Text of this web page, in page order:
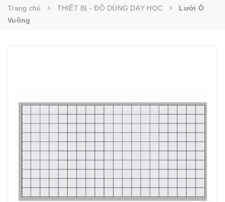
Trang chủ THIẾT BỊ - ĐỒ DÙNG DẠY HỌC
Lưới Ô
Vuông